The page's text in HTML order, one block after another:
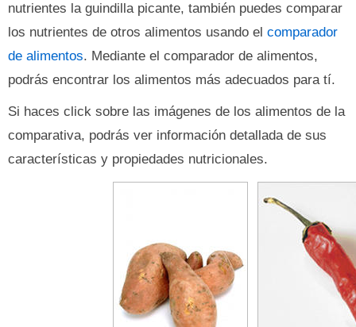
nutrientes la guindilla picante, también puedes comparar
los nutrientes de otros alimentos usando el comparador
de alimentos. Mediante el comparador de alimentos,
podrás encontrar los alimentos más adecuados para tí.
Si haces click sobre las imágenes de los alimentos de la
comparativa, podrás ver información detallada de sus
características y propiedades nutricionales.